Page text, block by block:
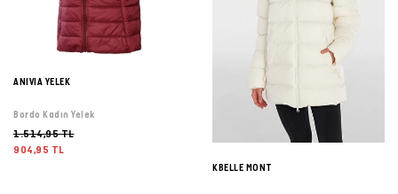
ANIVIA YELEK
Bordo Kadın Yelek
1.514,95 TL
904,95 TL
KBELLE MONT